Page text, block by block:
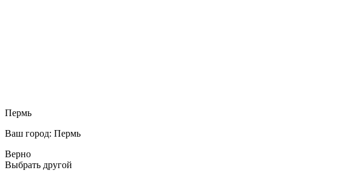
Пермь
Ваш город: Пермь
Верно
Выбрать другой